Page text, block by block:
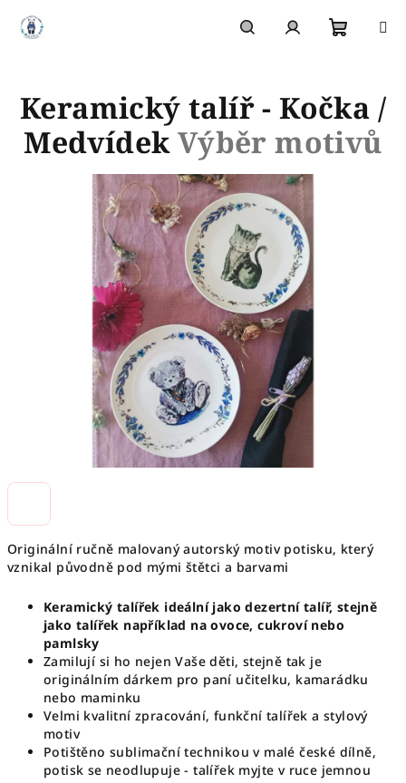
obsah
košík
Originální ručně malovaný autorský motiv potisku, který
vznikal původně pod mými štětci a barvami
Keramický talířek ideální jako dezertní talíř, stejně
jako talířek například na ovoce, cukroví nebo
pamlsky
Zamilují si ho nejen Vaše děti, stejně tak je
originálním dárkem pro paní učitelku, kamarádku
nebo maminku
Velmi kvalitní zpracování, funkční talířek a stylový
motiv
Potištěno sublimační technikou v malé české dílně,
potisk se neodlupuje - talířek myjte v ruce jemnou
Keramický talíř - Kočka /
MedvídekVýběr motivů